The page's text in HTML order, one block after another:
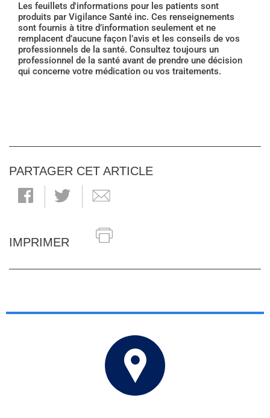
Les feuillets d'informations pour les patients sont
produits par Vigilance Santé inc. Ces renseignements
sont fournis à titre d’information seulement et ne
remplacent d’aucune façon l’avis et les conseils de vos
professionnels de la santé. Consultez toujours un
professionnel de la santé avant de prendre une décision
qui concerne votre médication ou vos traitements.
PARTAGER CET ARTICLE
IMPRIMER